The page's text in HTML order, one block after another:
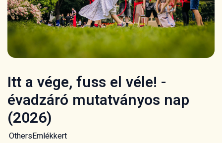
Itt a vége, fuss el véle! -
évadzáró mutatványos nap
(2026)
OthersEmlékkert